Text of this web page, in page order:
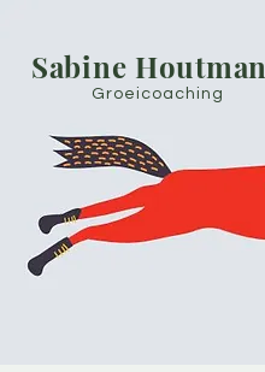
Sabine Houtman
Groeicoaching